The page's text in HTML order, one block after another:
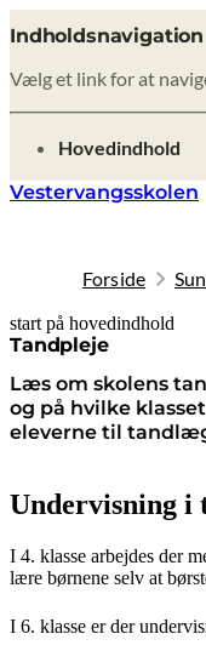
Indholdsnavigation
Vælg et link for at
gå til
Hovedindhold
Vestervangsskolen
Forside
start på hovedindhold
Tandpleje
Læs om skolens
og på hvilke
eleverne til
senest opdateret 14. april
Undervisning i
I 4. klasse arbejdes der
lære børnene selv at
I 6. klasse er der